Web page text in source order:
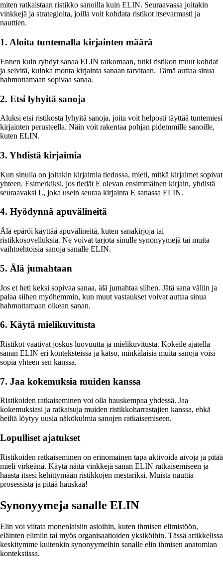
miten ratkaistaan ristikko sanoilla kuin ELIN. Seuraavassa joitakin
vinkkejä ja strategioita, joilla voit kohdata ristikot itsevarmasti ja
nauttien.
1. Aloita tuntemalla kirjainten määrä
Ennen kuin ryhdyt sanaa ELIN ratkomaan, tutki ristikon muut kohdat
ja selvitä, kuinka monta kirjainta sanaan tarvitaan. Tämä auttaa sinua
hahmottamaan sopivaa sanaa.
2. Etsi lyhyitä sanoja
Aluksi etsi ristikosta lyhyitä sanoja, joita voit helposti täyttää tuntemiesi
kirjainten perusteella. Näin voit rakentaa pohjan pidemmille sanoille,
kuten ELIN.
3. Yhdistä kirjaimia
Kun sinulla on joitakin kirjaimia tiedossa, mieti, mitkä kirjaimet sopivat
yhteen. Esimerkiksi, jos tiedät E olevan ensimmäinen kirjain, yhdistä
seuraavaksi L, joka usein seuraa kirjainta E sanassa ELIN.
4. Hyödynnä apuvälineitä
Älä epäröi käyttää apuvälineitä, kuten sanakirjoja tai
ristikkosovelluksia. Ne voivat tarjota sinulle synonyymejä tai muita
vaihtoehtoisia sanoja sanalle ELIN.
5. Älä jumahtaan
Jos et heti keksi sopivaa sanaa, älä jumahtaa siihen. Jätä sana väliin ja
palaa siihen myöhemmin, kun muut vastaukset voivat auttaa sinua
hahmottamaan oikean sanan.
6. Käytä mielikuvitusta
Ristikot vaativat joskus luovuutta ja mielikuvitusta. Kokeile ajatella
sanan ELIN eri konteksteissa ja katso, minkälaisia muita sanoja voisi
sopia yhteen sen kanssa.
7. Jaa kokemuksia muiden kanssa
Ristikoiden ratkaiseminen voi olla hauskempaa yhdessä. Jaa
kokemuksiasi ja ratkaisuja muiden ristikkoharrastajien kanssa, ehkä
heiltä löytyy uusia näkökulmia sanojen ratkaisemiseen.
Lopulliset ajatukset
Ristikoiden ratkaiseminen on erinomainen tapa aktivoida aivoja ja pitää
mieli virkeänä. Käytä näitä vinkkejä sanan ELIN ratkaisemiseen ja
haasta itsesi kehittymään ristikkojen mestariksi. Muista nauttia
prosessista ja pitää hauskaa!
Synonyymeja sanalle ELIN
Elin voi viitata monenlaisiin asioihin, kuten ihmisen elimistöön,
eläinten elimiin tai myös organisaatioiden yksiköihin. Tässä artikkelissa
keskitymme kuitenkin synonyymeihin sanalle elin ihmisen anatomian
kontekstissa.